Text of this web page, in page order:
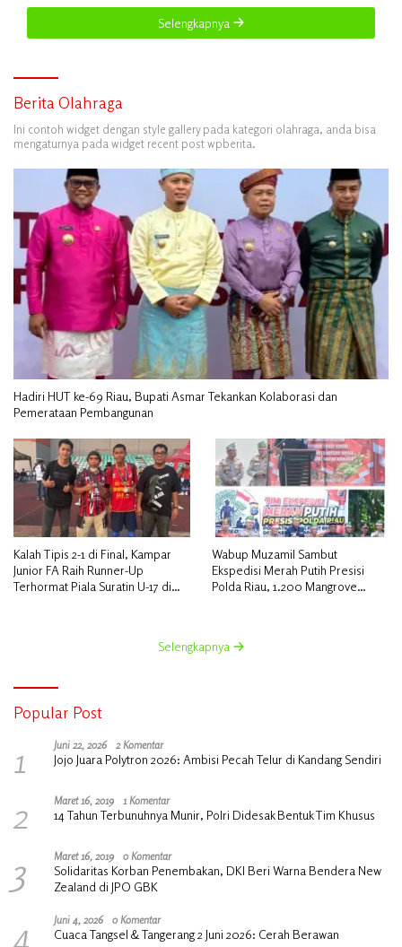
Selengkapnya
Berita Olahraga
Ini contoh widget dengan style gallery pada kategori olahraga, anda bisa
mengaturnya pada widget recent post wpberita.
Hadiri HUT ke-69 Riau, Bupati Asmar Tekankan Kolaborasi dan
Pemerataan Pembangunan
Kalah Tipis 2-1 di Final, Kampar
Junior FA Raih Runner-Up
Terhormat Piala Suratin U-17 di
Wabup Muzamil Sambut
Ekspedisi Merah Putih Presisi
Polda Riau, 1.200 Mangrove
Selengkapnya
Popular Post
1 Juni 22, 2026 2 Komentar
Jojo Juara Polytron 2026: Ambisi Pecah Telur di Kandang Sendiri
2 Maret 16, 2019 1 Komentar
14 Tahun Terbunuhnya Munir, Polri Didesak Bentuk Tim Khusus
3 Maret 16, 2019 0 Komentar
Solidaritas Korban Penembakan, DKI Beri Warna Bendera New
Zealand di JPO GBK
4 Juni 4, 2026 0 Komentar
Cuaca Tangsel & Tangerang 2 Juni 2026: Cerah Berawan